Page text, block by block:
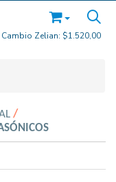
Zelian: $1.520,00
/